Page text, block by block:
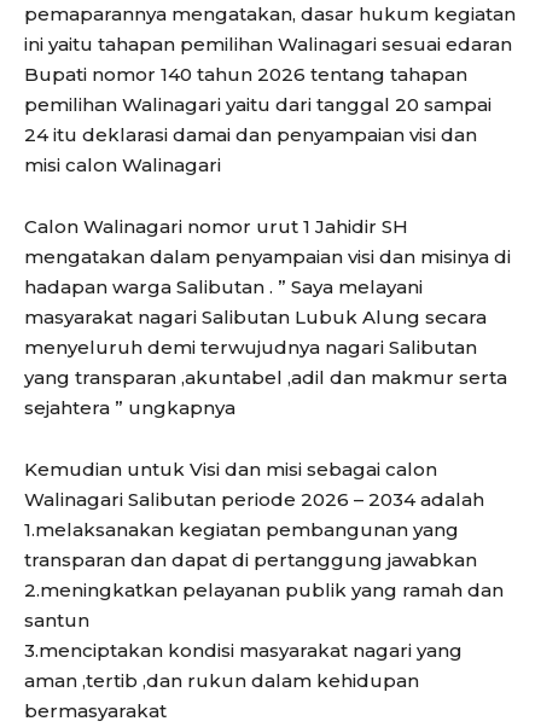
pemaparannya mengatakan, dasar hukum kegiatan
ini yaitu tahapan pemilihan Walinagari sesuai edaran
Bupati nomor 140 tahun 2026 tentang tahapan
pemilihan Walinagari yaitu dari tanggal 20 sampai
24 itu deklarasi damai dan penyampaian visi dan
misi calon Walinagari
Calon Walinagari nomor urut 1 Jahidir SH
mengatakan dalam penyampaian visi dan misinya di
hadapan warga Salibutan . ” Saya melayani
masyarakat nagari Salibutan Lubuk Alung secara
menyeluruh demi terwujudnya nagari Salibutan
yang transparan ,akuntabel ,adil dan makmur serta
sejahtera ” ungkapnya
Kemudian untuk Visi dan misi sebagai calon
Walinagari Salibutan periode 2026 – 2034 adalah
1.melaksanakan kegiatan pembangunan yang
transparan dan dapat di pertanggung jawabkan
2.meningkatkan pelayanan publik yang ramah dan
santun
3.menciptakan kondisi masyarakat nagari yang
aman ,tertib ,dan rukun dalam kehidupan
bermasyarakat